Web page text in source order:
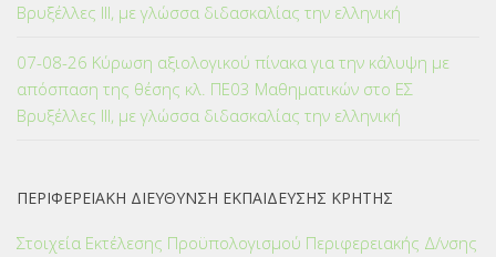
Βρυξέλλες ΙΙΙ, με γλώσσα διδασκαλίας την ελληνική
07-08-26 Κύρωση αξιολογικού πίνακα για την κάλυψη με
απόσπαση της θέσης κλ. ΠΕ03 Μαθηματικών στο ΕΣ
Βρυξέλλες ΙΙΙ, με γλώσσα διδασκαλίας την ελληνική
ΠΕΡΙΦΕΡΕΙΑΚΗ ΔΙΕΥΘΥΝΣΗ ΕΚΠΑΙΔΕΥΣΗΣ ΚΡΗΤΗΣ
Στοιχεία Εκτέλεσης Προϋπολογισμού Περιφερειακής Δ/νσης